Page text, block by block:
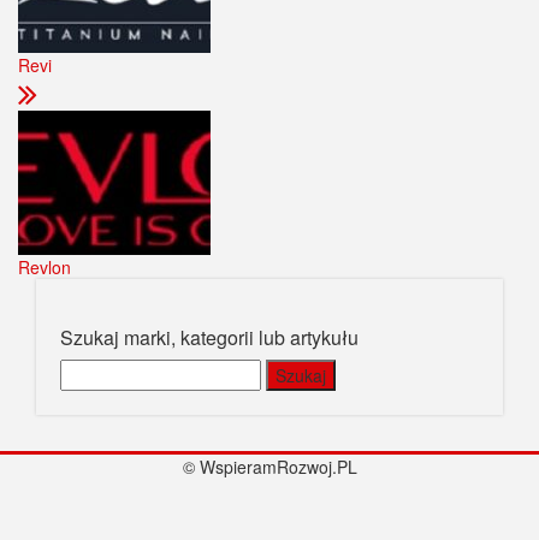
Revi
Revlon
Szukaj marki, kategorii lub artykułu
© WspieramRozwoj.PL